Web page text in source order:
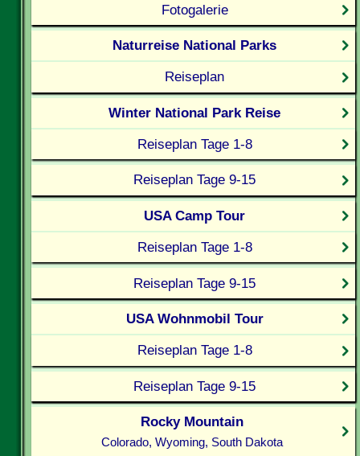
Fotogalerie
Naturreise National Parks
Reiseplan
Winter National Park Reise
Reiseplan Tage 1-8
Reiseplan Tage 9-15
USA Camp Tour
Reiseplan Tage 1-8
Reiseplan Tage 9-15
USA Wohnmobil Tour
Reiseplan Tage 1-8
Reiseplan Tage 9-15
Rocky Mountain
Colorado, Wyoming, South Dakota